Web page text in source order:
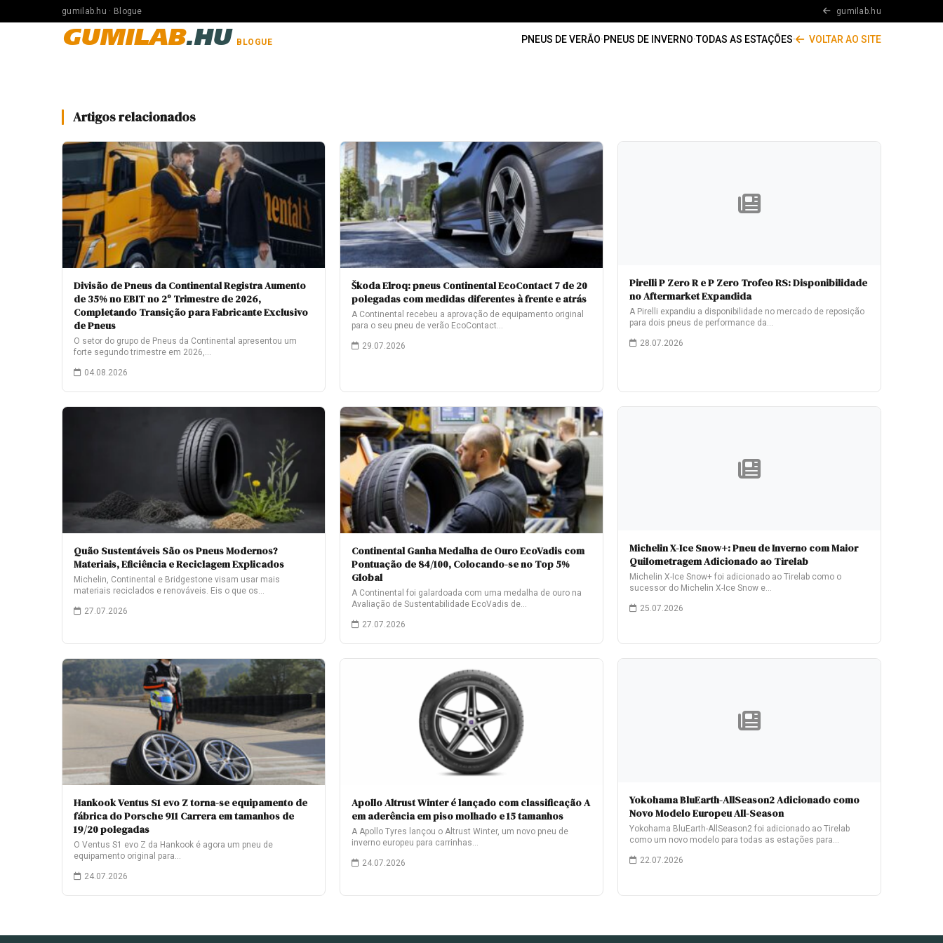
gumilab.hu · Blogue gumilab.hu
GUMILAB.HU BLOGUE PNEUS DE VERÃO·PNEUS DE INVERNO·TODAS AS ESTAÇÕES· VOLTAR AO SITE
Artigos relacionados
Divisão de Pneus da Continental Registra Aumento
de 35% no EBIT no 2º Trimestre de 2026,
Completando Transição para Fabricante Exclusivo
de Pneus
O setor do grupo de Pneus da Continental apresentou um
forte segundo trimestre em 2026,…
04.08.2026
Škoda Elroq: pneus Continental EcoContact 7 de 20
polegadas com medidas diferentes à frente e atrás
A Continental recebeu a aprovação de equipamento original
para o seu pneu de verão EcoContact…
29.07.2026
Pirelli P Zero R e P Zero Trofeo RS: Disponibilidade
no Aftermarket Expandida
A Pirelli expandiu a disponibilidade no mercado de reposição
para dois pneus de performance da…
28.07.2026
Quão Sustentáveis São os Pneus Modernos?
Materiais, Eficiência e Reciclagem Explicados
Michelin, Continental e Bridgestone visam usar mais
materiais reciclados e renováveis. Eis o que os…
27.07.2026
Continental Ganha Medalha de Ouro EcoVadis com
Pontuação de 84/100, Colocando-se no Top 5%
Global
A Continental foi galardoada com uma medalha de ouro na
Avaliação de Sustentabilidade EcoVadis de…
27.07.2026
Michelin X-Ice Snow+: Pneu de Inverno com Maior
Quilometragem Adicionado ao Tirelab
Michelin X-Ice Snow+ foi adicionado ao Tirelab como o
sucessor do Michelin X-Ice Snow e…
25.07.2026
Hankook Ventus S1 evo Z torna-se equipamento de
fábrica do Porsche 911 Carrera em tamanhos de
19/20 polegadas
O Ventus S1 evo Z da Hankook é agora um pneu de
equipamento original para…
24.07.2026
Apollo Altrust Winter é lançado com classificação A
em aderência em piso molhado e 15 tamanhos
A Apollo Tyres lançou o Altrust Winter, um novo pneu de
inverno europeu para carrinhas…
24.07.2026
Yokohama BluEarth-AllSeason2 Adicionado como
Novo Modelo Europeu All-Season
Yokohama BluEarth-AllSeason2 foi adicionado ao Tirelab
como um novo modelo para todas as estações para…
22.07.2026